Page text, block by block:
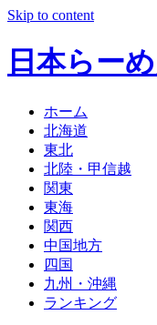
Skip to content
日本らー
ホーム
北海道
東北
北陸・甲信越
関東
東海
関西
中国地方
四国
九州・沖縄
ランキング